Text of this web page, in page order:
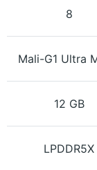
8
Mali-G1 Ultra
12 GB
LPDDR5X